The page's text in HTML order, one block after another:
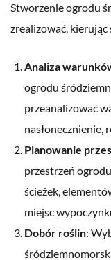
Stworzenie ogrodu
zrealizować,
Analiza
ogrodu
przeanalizować
nasłonecznienie,
Planowanie
przestrzeń
ścieżek,
miejsc
Dobór roślin: